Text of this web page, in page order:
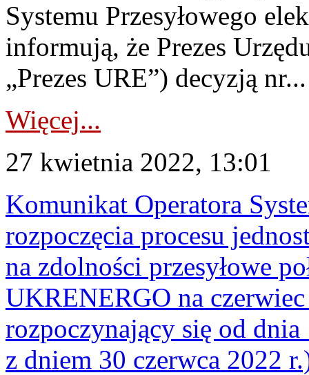
Systemu Przesyłowego
informują, że Prezes
„Prezes URE”) decyzją nr...
Więcej...
27 kwietnia 2022, 13:01
Komunikat Operatora
rozpoczęcia procesu
na zdolności przesyłowe
UKRENERGO na
rozpoczynający się od
z dniem 30 czerwca 2022